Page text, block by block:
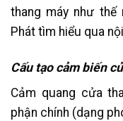
thang máy như thế
Phát tìm hiểu qua
Cấu tạo cảm biến
Cảm quang cửa
phận chính (dạng